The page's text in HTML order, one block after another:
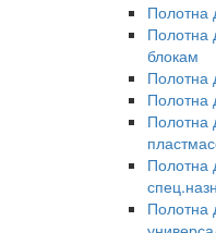
Полотна
Полотна
блокам
Полотна
Полотна
Полотна
Полотна
Полотна